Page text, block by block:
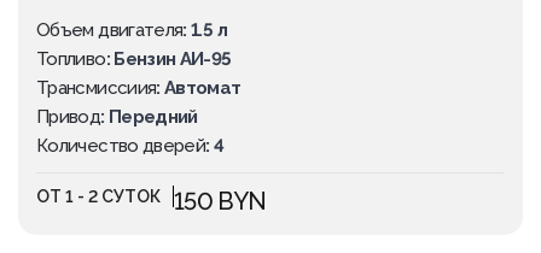
Объем двигателя: 1.5 л
Топливо: Бензин АИ-95
Трансмиссиия: Автомат
Привод: Передний
Количество дверей: 4
ОТ 1 - 2 СУТОК 150 BYN